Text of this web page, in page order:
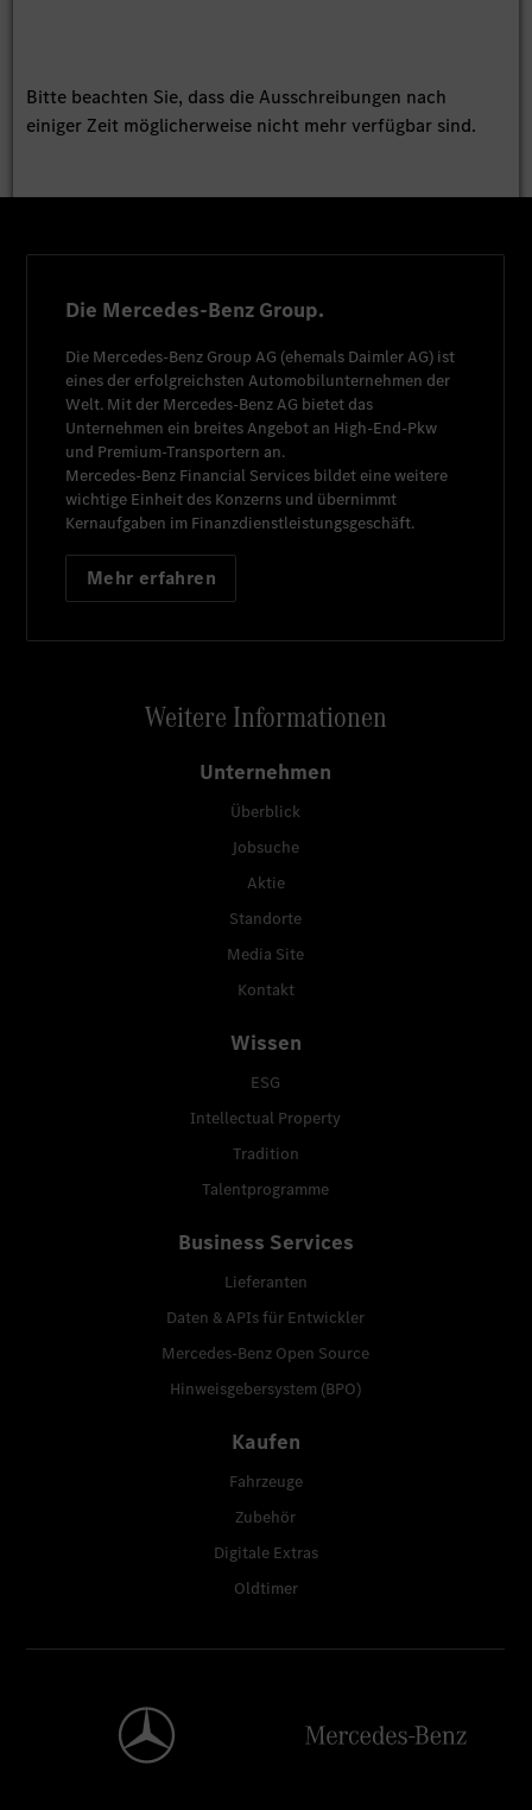
Bitte beachten Sie, dass die Ausschreibungen nach
einiger Zeit möglicherweise nicht mehr verfügbar sind.
Die Mercedes-Benz Group.
Die Mercedes-Benz Group AG (ehemals Daimler AG) ist
eines der erfolgreichsten Automobilunternehmen der
Welt. Mit der Mercedes-Benz AG bietet das
Unternehmen ein breites Angebot an High-End-Pkw
und Premium-Transportern an.
Mercedes-Benz Financial Services bildet eine weitere
wichtige Einheit des Konzerns und übernimmt
Kernaufgaben im Finanzdienstleistungsgeschäft.
Mehr erfahren
Weitere Informationen
Unternehmen
Überblick
Jobsuche
Aktie
Standorte
Media Site
Kontakt
Wissen
ESG
Intellectual Property
Tradition
Talentprogramme
Business Services
Lieferanten
Daten & APIs für Entwickler
Mercedes-Benz Open Source
Hinweisgebersystem (BPO)
Kaufen
Fahrzeuge
Zubehör
Digitale Extras
Oldtimer